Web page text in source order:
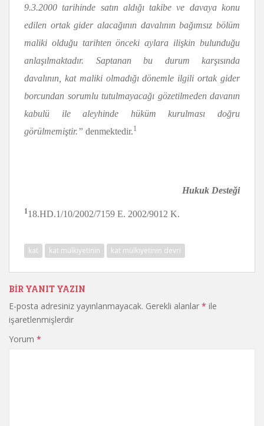
9.3.2000 tarihinde satın aldığı takibe ve davaya konu
edilen ortak gider alacağının davalının bağımsız bölüm
maliki olduğu tarihten önceki aylara ilişkin bulunduğu
anlaşılmaktadır. Saptanan bu durum karşısında
davalının, kat maliki olmadığı dönemle ilgili ortak gider
borcundan sorumlu tutulmayacağı gözetilmeden davanın
kabulü ile aleyhinde hüküm kurulması doğru
görülmemiştir.”denmektedir.1
Hukuk Desteği
118.HD.1/10/2002/7159 E. 2002/9012 K.
kat kat mülkiyetinin kat mülkiyetinin devri
BIR YANIT YAZIN
E-posta adresiniz yayınlanmayacak. Gerekli alanlar * ile
işaretlenmişlerdir
Yorum *